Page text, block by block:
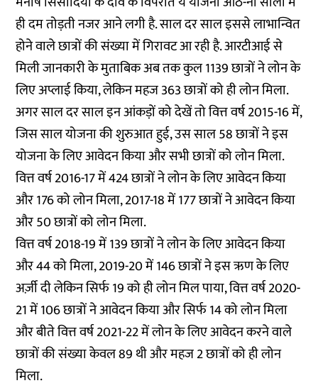
ही दम तोड़ती नजर आने लगी है. साल दर साल इससे लाभान्वित
होने वाले छात्रों की संख्या में गिरावट आ रही है. आरटीआई से
मिली जानकारी के मुताबिक अब तक कुल 1139 छात्रों ने लोन के
लिए अप्लाई किया, लेकिन महज 363 छात्रों को ही लोन मिला.
अगर साल दर साल इन आंकड़ों को देखें तो वित्त वर्ष 2015-16 में,
जिस साल योजना की शुरुआत हुई, उस साल 58 छात्रों ने इस
योजना के लिए आवेदन किया और सभी छात्रों को लोन मिला.
वित्त वर्ष 2016-17 में 424 छात्रों ने लोन के लिए आवेदन किया
और 176 को लोन मिला, 2017-18 में 177 छात्रों ने आवेदन किया
और 50 छात्रों को लोन मिला.
वित्त वर्ष 2018-19 में 139 छात्रों ने लोन के लिए आवेदन किया
और 44 को मिला, 2019-20 में 146 छात्रों ने इस ऋण के लिए
अर्ज़ी दी लेकिन सिर्फ 19 को ही लोन मिल पाया, वित्त वर्ष 2020-
21 में 106 छात्रों ने आवेदन किया और सिर्फ 14 को लोन मिला
और बीते वित्त वर्ष 2021-22 में लोन के लिए आवेदन करने वाले
छात्रों की संख्या केवल 89 थी और महज 2 छात्रों को ही लोन
मिला.